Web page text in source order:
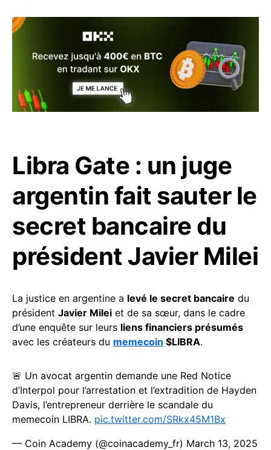
Libra Gate : un juge
argentin fait sauter le
secret bancaire du
président Javier Milei
La justice en argentine a levé le secret bancaire du
président Javier Milei et de sa sœur, dans le cadre
d’une enquête sur leurs liens financiers présumés
avec les créateurs du memecoin $LIBRA.
🚨 Un avocat argentin demande une Red Notice
d’Interpol pour l’arrestation et l’extradition de Hayden
Davis, l’entrepreneur derrière le scandale du
memecoin LIBRA. pic.twitter.com/SRkx45M1Bx
— Coin Academy (@coinacademy_fr) March 13, 2025